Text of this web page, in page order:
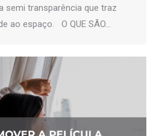
semi transparência que traz
ao espaço. O QUE SÃO…